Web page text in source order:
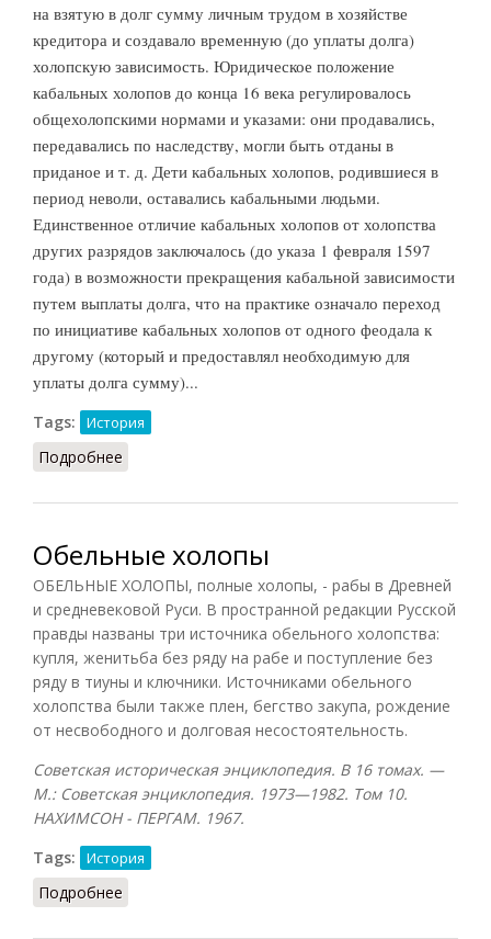
на взятую в долг сумму личным трудом в хозяйстве
кредитора и создавало временную (до уплаты долга)
холопскую зависимость. Юридическое положение
кабальных холопов до конца 16 века регулировалось
общехолопскими нормами и указами: они продавались,
передавались по наследству, могли быть отданы в
приданое и т. д. Дети кабальных холопов, родившиеся в
период неволи, оставались кабальными людьми.
Единственное отличие кабальных холопов от холопства
других разрядов заключалось (до указа 1 февраля 1597
года) в возможности прекращения кабальной зависимости
путем выплаты долга, что на практике означало переход
по инициативе кабальных холопов от одного феодала к
другому (который и предоставлял необходимую для
уплаты долга сумму)...
Tags: История
Подробнее
Обельные холопы
ОБЕЛЬНЫЕ ХОЛОПЫ, полные холопы, - рабы в Древней
и средневековой Руси. В пространной редакции Русской
правды названы три источника обельного холопства:
купля, женитьба без ряду на рабе и поступление без
ряду в тиуны и ключники. Источниками обельного
холопства были также плен, бегство закупа, рождение
от несвободного и долговая несостоятельность.
Советская историческая энциклопедия. В 16 томах. —
М.: Советская энциклопедия. 1973—1982. Том 10.
НАХИМСОН - ПЕРГАМ. 1967.
Tags:
История
Подробнее